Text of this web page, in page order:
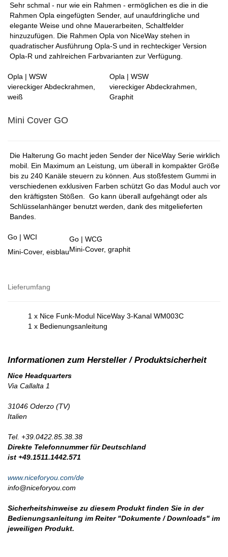
Sehr schmal - nur wie ein Rahmen - ermöglichen es die in die
Rahmen Opla eingefügten Sender, auf unaufdringliche und
elegante Weise und ohne Mauerarbeiten, Schaltfelder
hinzuzufügen. Die Rahmen Opla von NiceWay stehen in
quadratischer Ausführung Opla-S und in rechteckiger Version
Opla-R und zahlreichen Farbvarianten zur Verfügung.
Opla | WSW
viereckiger Abdeckrahmen,
weiß
Opla | WSW
viereckiger Abdeckrahmen,
Graphit
Mini Cover GO
Die Halterung Go macht jeden Sender der NiceWay Serie wirklich
mobil. Ein Maximum an Leistung, um überall in kompakter Größe
bis zu 240 Kanäle steuern zu können. Aus stoßfestem Gummi in
verschiedenen exklusiven Farben schützt Go das Modul auch vor
den kräftigsten Stößen. Go kann überall aufgehängt oder als
Schlüsselanhänger benutzt werden, dank des mitgelieferten
Bandes.
Go | WCI
Mini-Cover, eisblau
Go | WCG
Mini-Cover, graphit
Lieferumfang
1 x Nice Funk-Modul NiceWay 3-Kanal WM003C
1 x Bedienungsanleitung
Nice Headquarters
Via Callalta 1
31046 Oderzo (TV)
Italien
Tel. +39.0422.85.38.38
Direkte Telefonnummer für Deutschland
ist +49.1511.1442.571
www.niceforyou.com/de
info@niceforyou.com
Sicherheitshinweise zu diesem Produkt finden Sie in der
Bedienungsanleitung im Reiter "Dokumente / Downloads" im
jeweiligen Produkt.